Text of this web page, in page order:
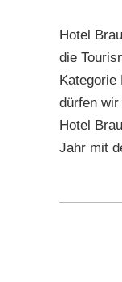
Hotel
die
Kategorie
dürfen
Hotel
Jahr mit